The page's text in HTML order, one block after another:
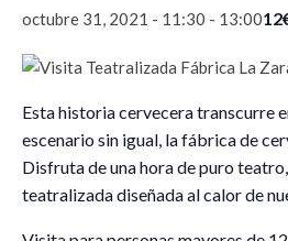
octubre 31, 2021 - 11:30 - 13:00
Esta historia cervecera transcurre
escenario sin igual, la fábrica de
Disfruta de una hora de puro
teatralizada diseñada al calor de